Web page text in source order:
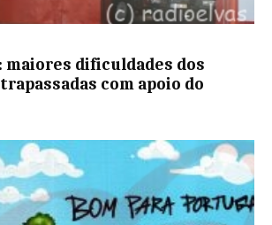
maiores dificuldades dos
com apoio do